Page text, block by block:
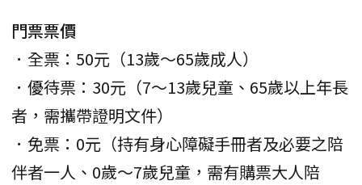
門票票價
．全票：50元（13歲～65歲成人）
．優待票：30元（7～13歲兒童、65歲以上年長
者，需攜帶證明文件）
．免票：0元（持有身心障礙手冊者及必要之陪
伴者一人、0歲～7歲兒童，需有購票大人陪